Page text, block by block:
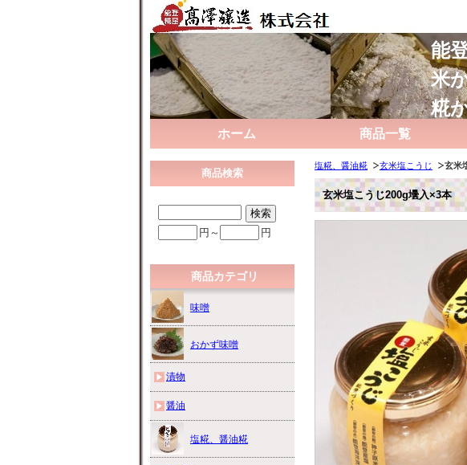
能
米
糀
ホーム 商品一覧
塩糀、醤油糀 玄米塩こうじ 玄米
玄米塩こうじ200g壜入×3本
商品検索
円～ 円
商品カテゴリ
味噌
おかず味噌
漬物
醤油
塩糀、醤油糀